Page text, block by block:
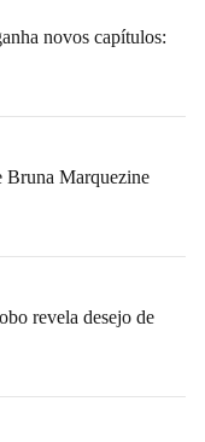
novos capítulos:
Bruna Marquezine
revela desejo de